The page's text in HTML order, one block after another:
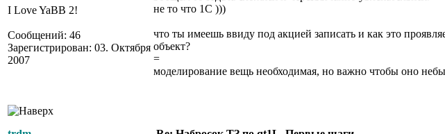
I Love YaBB 2!
Сообщений: 46
Зарегистрирован: 03. Октября
2007
не то что 1С )))
что ты имеешь ввиду под акцией записать и как это
объект?
=
моделирование вещь необходимая, но важно чтобы оно